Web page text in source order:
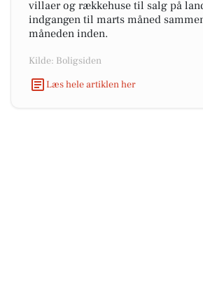
villaer og rækkehuse til salg på
indgangen til marts måned
måneden inden.
Kilde: Boligsiden
Læs hele artiklen her